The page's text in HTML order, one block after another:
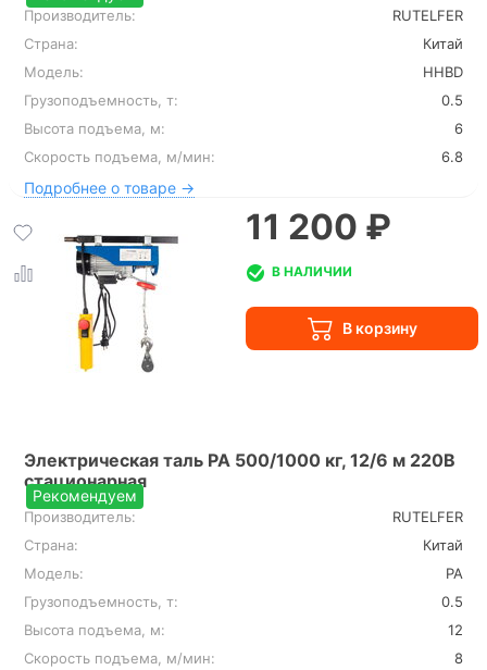
Производитель:
RUTELFER
Страна:
Китай
Модель:
HHBD
Грузоподъемность, т:
0.5
Высота подъема, м:
6
Скорость подъема, м/мин:
6.8
Подробнее о товаре →
Электрическая таль PA 500/1000 кг, 12/6 м 220В
стационарная
Производитель:
RUTELFER
Страна:
Китай
Модель:
РА
Грузоподъемность, т:
0.5
Высота подъема, м:
12
Скорость подъема, м/мин:
8
11 200 ₽
Рекомендуем
В НАЛИЧИИ